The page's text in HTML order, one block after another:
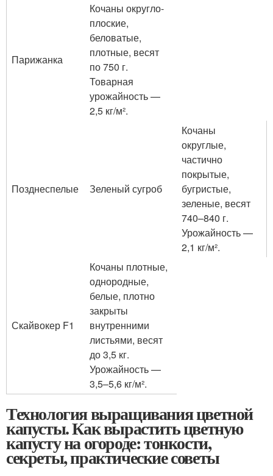
Парижанка
Кочаны округло-
плоские,
беловатые,
плотные, весят
по 750 г.
Товарная
урожайность —
2,5 кг/м².
Позднеспелые Зеленый сугроб
Кочаны
округлые,
частично
покрытые,
бугристые,
зеленые, весят
740–840 г.
Урожайность —
2,1 кг/м².
Скайвокер F1
Кочаны плотные,
однородные,
белые, плотно
закрыты
внутренними
листьями, весят
до 3,5 кг.
Урожайность —
3,5–5,6 кг/м².
Технология выращивания цветной
капусты. Как вырастить цветную
капусту на огороде: тонкости,
секреты, практические советы